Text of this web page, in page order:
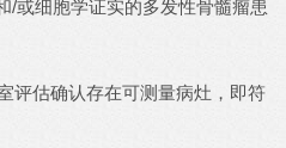
/或细胞学证实的多发性骨髓瘤患
评估确认存在可测量病灶，即符